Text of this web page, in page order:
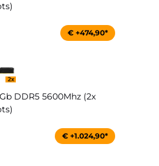
€ +474,90*
DDR5 5600Mhz (2x
€ +1.024,90*